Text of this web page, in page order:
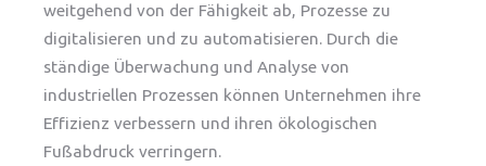
weitgehend von der Fähigkeit ab, Prozesse zu
digitalisieren und zu automatisieren. Durch die
ständige Überwachung und Analyse von
industriellen Prozessen können Unternehmen ihre
Effizienz verbessern und ihren ökologischen
Fußabdruck verringern.